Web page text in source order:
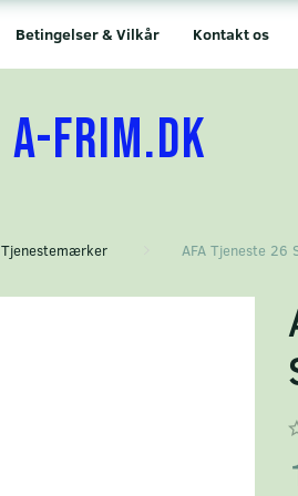
Kontakt os
Betingelser & Vilkår
A-FRIM.DK
Tjenestemærker AFA Tjeneste 26